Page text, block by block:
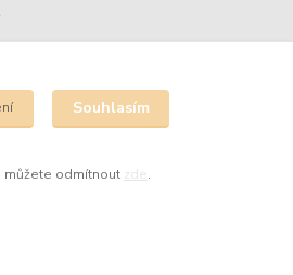
Souhlasím
můžete odmítnout zde .